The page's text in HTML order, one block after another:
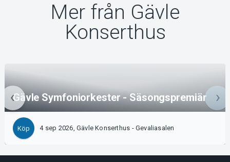
Mer från Gävle
Konserthus
Gävle Symfoniorkester - Säsongspremiär
Köp 4 sep 2026, Gävle Konserthus - Gevaliasalen